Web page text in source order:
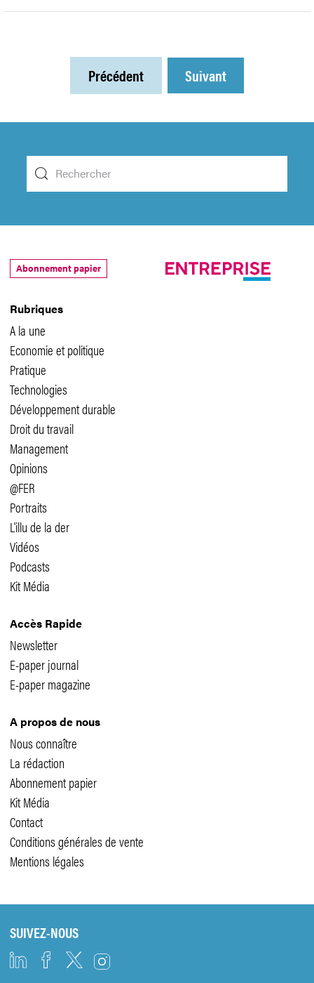
Précédent Suivant
Rubriques
A la une
Economie et politique
Pratique
Technologies
Développement durable
Droit du travail
Management
Opinions
@FER
Portraits
L'illu de la der
Vidéos
Podcasts
Kit Média
Accès Rapide
Newsletter
E-paper journal
E-paper magazine
A propos de nous
Nous connaître
La rédaction
Abonnement papier
Kit Média
Contact
Conditions générales de vente
Mentions légales
Abonnement papier
SUIVEZ-NOUS